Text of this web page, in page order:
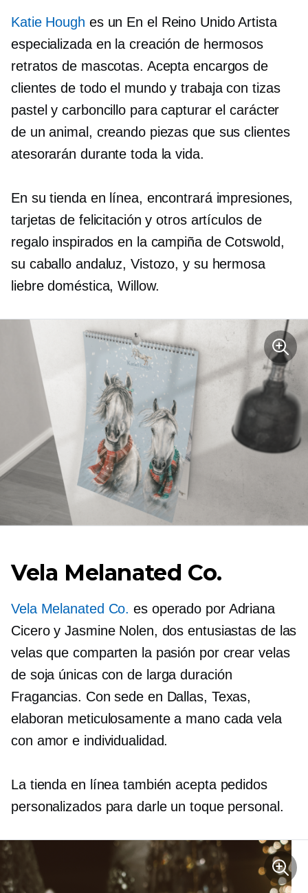
Katie Hough es un En el Reino UnidoArtista
especializada en la creación de hermosos
retratos de mascotas. Acepta encargos de
clientes de todo el mundo y trabaja con tizas
pastel y carboncillo para capturar el carácter
de un animal, creando piezas que sus clientes
atesorarán durante toda la vida.
En su tienda en línea, encontrará impresiones,
tarjetas de felicitación y otros artículos de
regalo inspirados en la campiña de Cotswold,
su caballo andaluz, Vistozo, y su hermosa
liebre doméstica, Willow.
Vela Melanated Co.
Vela Melanated Co. es operado por Adriana
Cicero y Jasmine Nolen, dos entusiastas de las
velas que comparten la pasión por crear velas
de soja únicas conde larga duración
Fragancias. Con sede en Dallas, Texas,
elaboran meticulosamente a mano cada vela
con amor e individualidad.
La tienda en línea también acepta pedidos
personalizados para darle un toque personal.